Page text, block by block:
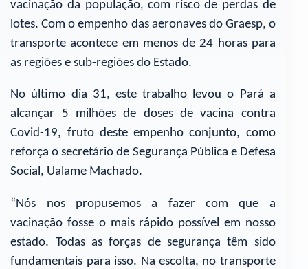
vacinação da população, com risco de perdas de
lotes. Com o empenho das aeronaves do Graesp, o
transporte acontece em menos de 24 horas para
as regiões e sub-regiões do Estado.
No último dia 31, este trabalho levou o Pará a
alcançar 5 milhões de doses de vacina contra
Covid-19, fruto deste empenho conjunto, como
reforça o secretário de Segurança Pública e Defesa
Social, Ualame Machado.
“Nós nos propusemos a fazer com que a
vacinação fosse o mais rápido possível em nosso
estado. Todas as forças de segurança têm sido
fundamentais para isso. Na escolta, no transporte